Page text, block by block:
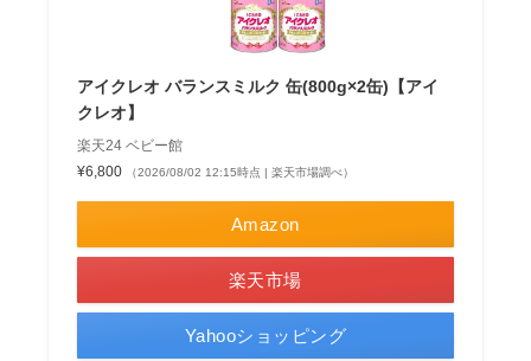
アイクレオ バランスミルク 缶(800g×2缶)【アイ
クレオ】
楽天24 ベビー館
¥6,800
（2026/08/02 12:15時点 | 楽天市場調べ）
Amazon
楽天市場
Yahooショッピング